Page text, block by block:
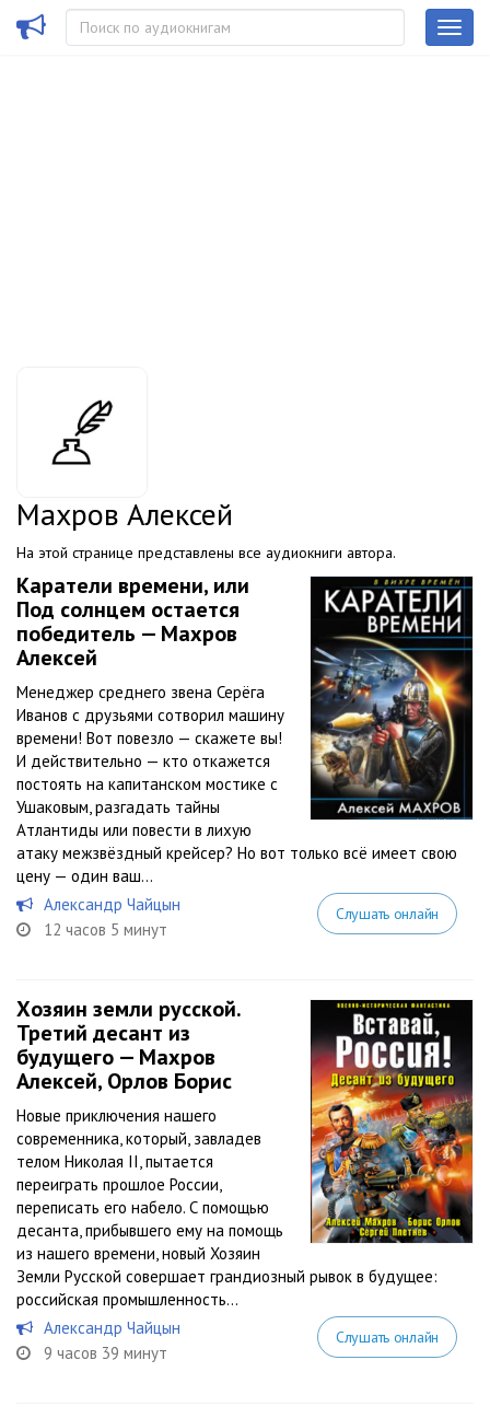
Махров Алексей
На этой странице представлены все аудиокниги автора.
Каратели времени, или
Под солнцем остается
победитель — Махров
Алексей
Менеджер среднего звена Серёга
Иванов с друзьями сотворил машину
времени! Вот повезло — скажете вы!
И действительно — кто откажется
постоять на капитанском мостике с
Ушаковым, разгадать тайны
Атлантиды или повести в лихую
атаку межзвёздный крейсер? Но вот только всё имеет свою
цену — один ваш...
Александр Чайцын
12 часов 5 минут
Слушать онлайн
Хозяин земли русской.
Третий десант из
будущего — Махров
Алексей, Орлов Борис
Новые приключения нашего
современника, который, завладев
телом Николая II, пытается
переиграть прошлое России,
переписать его набело. С помощью
десанта, прибывшего ему на помощь
из нашего времени, новый Хозяин
Земли Русской совершает грандиозный рывок в будущее:
российская промышленность...
Александр Чайцын
9 часов 39 минут
Слушать онлайн